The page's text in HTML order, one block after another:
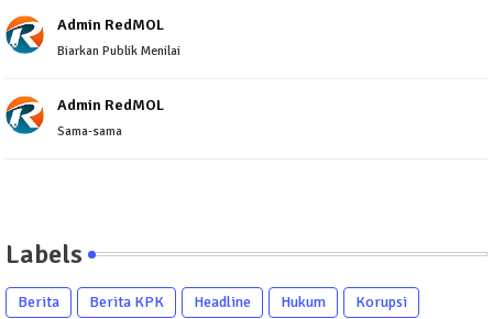
Admin RedMOL
Biarkan Publik Menilai
Admin RedMOL
Sama-sama
Labels
Berita Berita KPK Headline Hukum
Korupsi